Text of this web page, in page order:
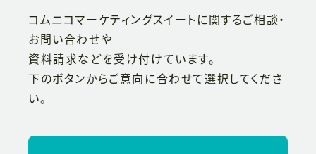
コムニコマーケティングスイートに関するご相談・
お問い合わせや
資料請求などを受け付けています。
下のボタンからご意向に合わせて選択してくださ
い。